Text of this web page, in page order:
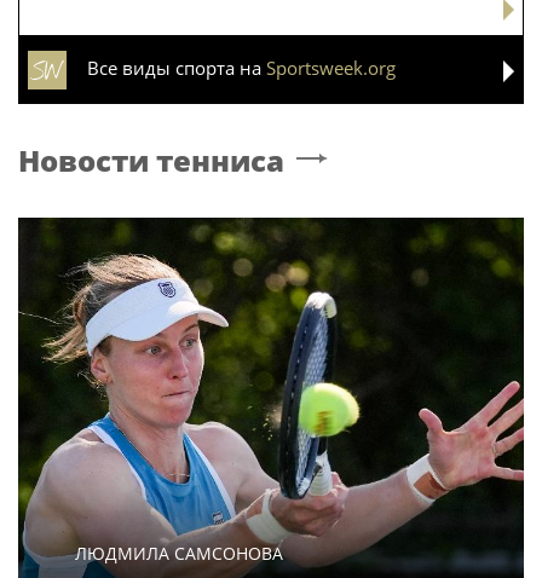
Все виды спорта на Sportsweek.org
Новости тенниса
ЛЮДМИЛА САМСОНОВА